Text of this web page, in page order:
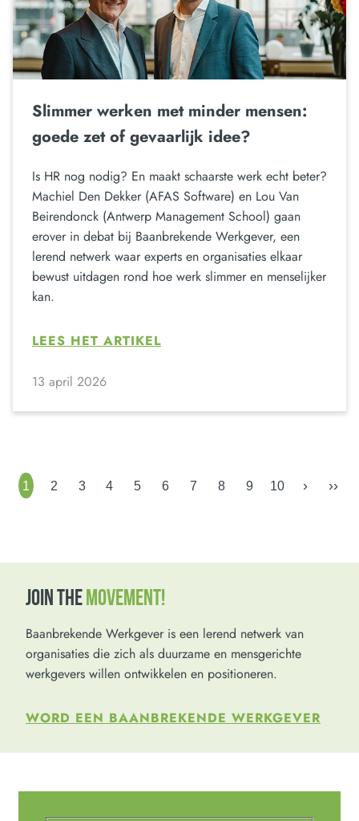
Slimmer werken met minder mensen:
goede zet of gevaarlijk idee?
Is HR nog nodig? En maakt schaarste werk echt beter?
Machiel Den Dekker (AFAS Software) en Lou Van
Beirendonck (Antwerp Management School) gaan
erover in debat bij Baanbrekende Werkgever, een
lerend netwerk waar experts en organisaties elkaar
bewust uitdagen rond hoe werk slimmer en menselijker
kan.
LEES HET ARTIKEL
13 april 2026
1 2 3 4 5 6 7 8 9 10 › ››
JOIN THEMOVEMENT!
Baanbrekende Werkgever is een lerend netwerk van
organisaties die zich als duurzame en mensgerichte
werkgevers willen ontwikkelen en positioneren.
WORD EEN BAANBREKENDE WERKGEVER